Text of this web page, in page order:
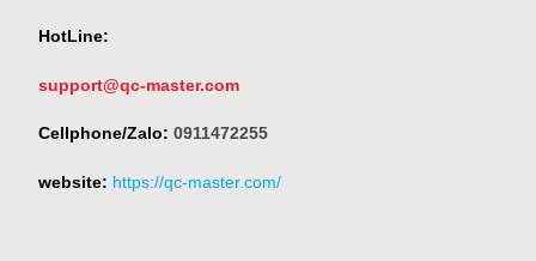
HotLine:
support@qc-master.com
Cellphone/Zalo: 0911472255
website: https://qc-master.com/